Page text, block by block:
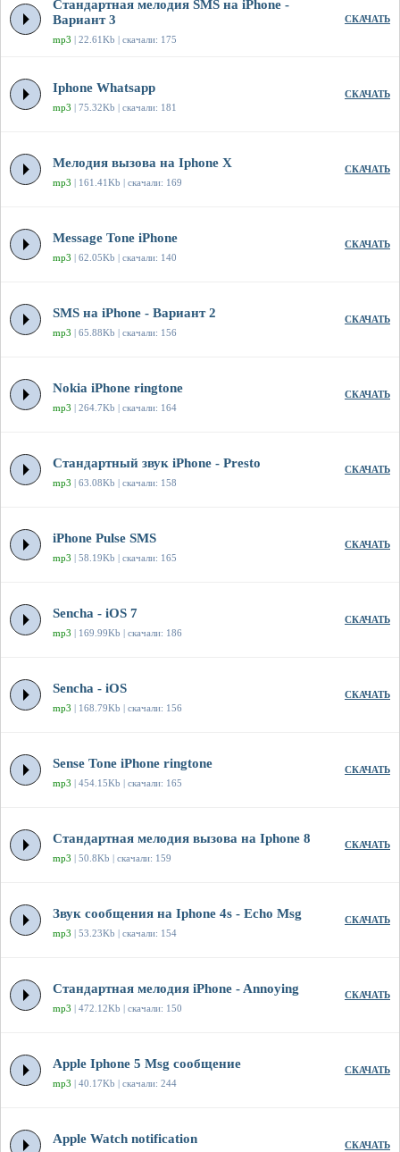
Стандартная мелодия SMS на iPhone -
Вариант 3
mp3 | 22.61Kb | скачали: 175
СКАЧАТЬ
Iphone Whatsapp
mp3 | 75.32Kb | скачали: 181
СКАЧАТЬ
Мелодия вызова на Iphone X
mp3 | 161.41Kb | скачали: 169
СКАЧАТЬ
Message Tone iPhone
mp3 | 62.05Kb | скачали: 140
СКАЧАТЬ
SMS на iPhone - Вариант 2
mp3 | 65.88Kb | скачали: 156
СКАЧАТЬ
Nokia iPhone ringtone
mp3 | 264.7Kb | скачали: 164
СКАЧАТЬ
Стандартный звук iPhone - Presto
mp3 | 63.08Kb | скачали: 158
СКАЧАТЬ
iPhone Pulse SMS
mp3 | 58.19Kb | скачали: 165
СКАЧАТЬ
Sencha - iOS 7
mp3 | 169.99Kb | скачали: 186
СКАЧАТЬ
Sencha - iOS
mp3 | 168.79Kb | скачали: 156
СКАЧАТЬ
Sense Tone iPhone ringtone
mp3 | 454.15Kb | скачали: 165
СКАЧАТЬ
Стандартная мелодия вызова на Iphone 8
mp3 | 50.8Kb | скачали: 159
СКАЧАТЬ
Звук сообщения на Iphone 4s - Echo Msg
mp3 | 53.23Kb | скачали: 154
СКАЧАТЬ
Стандартная мелодия iPhone - Annoying
mp3 | 472.12Kb | скачали: 150
СКАЧАТЬ
Apple Iphone 5 Msg сообщение
mp3 | 40.17Kb | скачали: 244
СКАЧАТЬ
Apple Watch notification СКАЧАТЬ